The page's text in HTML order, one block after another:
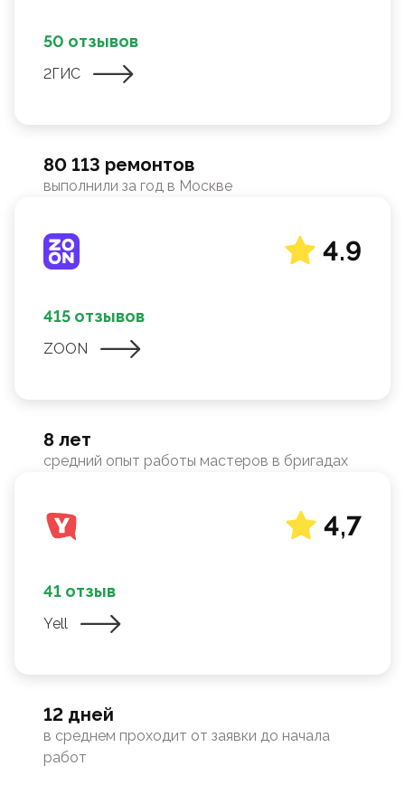
50 отзывов
2ГИС
80 113 ремонтов
выполнили за год в Москве
4.9
415 отзывов
ZOON
8 лет
средний опыт работы мастеров в бригадах
4,7
41 отзыв
Yell
12 дней
в среднем проходит от заявки до начала
работ